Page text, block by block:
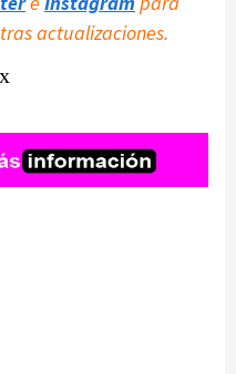
actualizaciones.